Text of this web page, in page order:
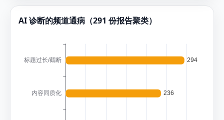
AI 诊断的频道通病（291 份报告聚类）